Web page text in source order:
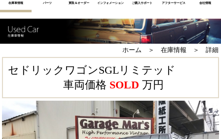
在庫車情報 パーツ 買取＆オーダー インフォメーション ご購入サポート アフターサービス 会社情報
ホーム ＞ 在庫情報 ＞ 詳細
セドリックワゴンSGLリミテッド
車両価格 SOLD 万円